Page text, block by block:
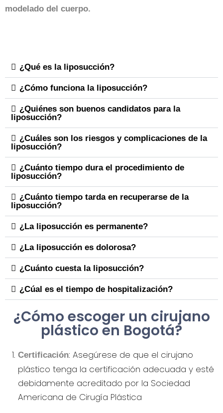
modelado del cuerpo.
¿Qué es la liposucción?
¿Cómo funciona la liposucción?
¿Quiénes son buenos candidatos para la
liposucción?
¿Cuáles son los riesgos y complicaciones de la
liposucción?
¿Cuánto tiempo dura el procedimiento de
liposucción?
¿Cuánto tiempo tarda en recuperarse de la
liposucción?
¿La liposucción es permanente?
¿La liposucción es dolorosa?
¿Cuánto cuesta la liposucción?
¿Cúal es el tiempo de hospitalización?
¿Cómo escoger un cirujano
plástico en Bogotá?
Certificación: Asegúrese de que el cirujano
plástico tenga la certificación adecuada y esté
debidamente acreditado por la Sociedad
Americana de Cirugía Plástica